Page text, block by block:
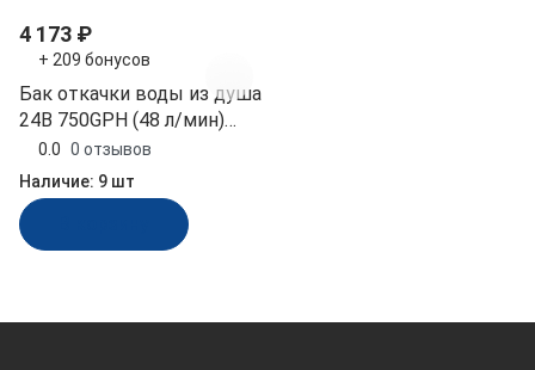
4 173 ₽
+ 209 бонусов
Бак откачки воды из душа
24В 750GPH (48 л/мин)
SeaFlo (SFBP2-G750-07)
0.0 0 отзывов
Наличие: 9 шт